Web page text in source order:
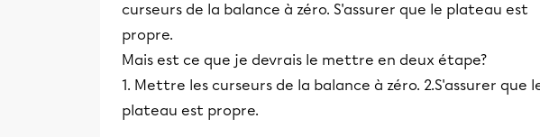
curseurs de la balance à zéro. S'assurer que le plateau est
propre.
Mais est ce que je devrais le mettre en deux étape?
1. Mettre les curseurs de la balance à zéro. 2.S'assurer que
plateau est propre.